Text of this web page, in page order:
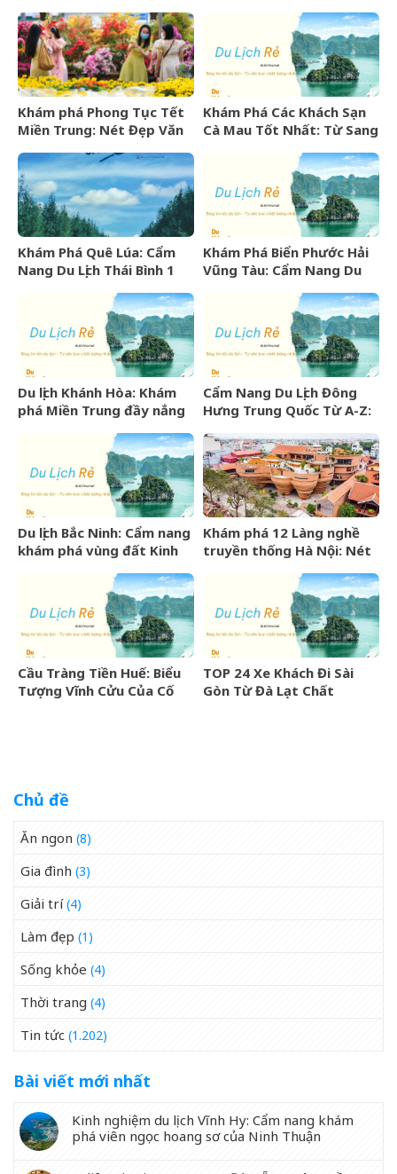
Khám phá Phong Tục Tết
Miền Trung: Nét Đẹp Văn
Khám Phá Các Khách Sạn
Cà Mau Tốt Nhất: Từ Sang
Khám Phá Quê Lúa: Cẩm
Nang Du Lịch Thái Bình 1
Khám Phá Biển Phước Hải
Vũng Tàu: Cẩm Nang Du
Du lịch Khánh Hòa: Khám
phá Miền Trung đầy nắng
Cẩm Nang Du Lịch Đông
Hưng Trung Quốc Từ A-Z:
Trình Chi Tiết
Du lịch Bắc Ninh: Cẩm nang
khám phá vùng đất Kinh
Khám phá 12 Làng nghề
truyền thống Hà Nội: Nét
Cầu Tràng Tiền Huế: Biểu
Tượng Vĩnh Cửu Của Cố
TOP 24 Xe Khách Đi Sài
Gòn Từ Đà Lạt Chất
Chủ đề
Ăn ngon (8)
Gia đình (3)
Giải trí(4)
Làm đẹp (1)
Sống khỏe (4)
Thời trang (4)
Tin tức (1.202)
Bài viết mới nhất
Kinh nghiệm du lịch Vĩnh Hy: Cẩm nang khám
phá viên ngọc hoang sơ của Ninh Thuận